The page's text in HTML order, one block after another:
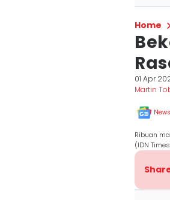
Home
01 Apr
Martin
News
Ribuan
(IDN